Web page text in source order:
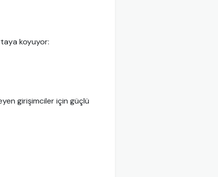
koyuyor:
girişimciler için güçlü